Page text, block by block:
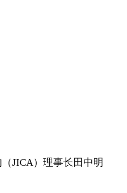
JICA）理事长田中明